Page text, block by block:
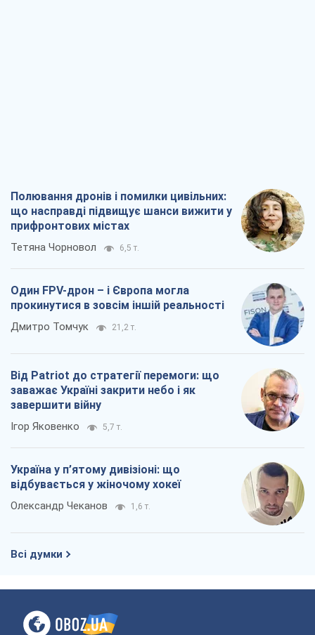
Полювання дронів і помилки цивільних:
що насправді підвищує шанси вижити у
прифронтових містах
Тетяна Чорновол 6,5 т.
Один FPV-дрон – і Європа могла
прокинутися в зовсім іншій реальності
Дмитро Томчук 21,2 т.
Від Patriot до стратегії перемоги: що
заважає Україні закрити небо і як
завершити війну
Ігор Яковенко 5,7 т.
Україна у п’ятому дивізіоні: що
відбувається у жіночому хокеї
Олександр Чеканов 1,6 т.
Всі думки